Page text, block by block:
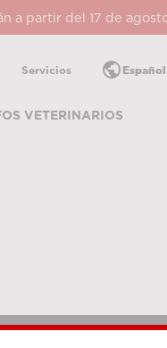
a partir del 17 de
Servicios public Español
VETERINARIOS